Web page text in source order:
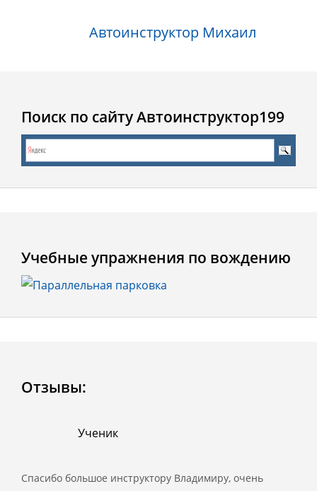
Автоинструктор Михаил
Поиск по сайту Автоинструктор199
Учебные упражнения по вождению
Отзывы:
Ученик
Спасибо большое инструктору Владимиру, очень